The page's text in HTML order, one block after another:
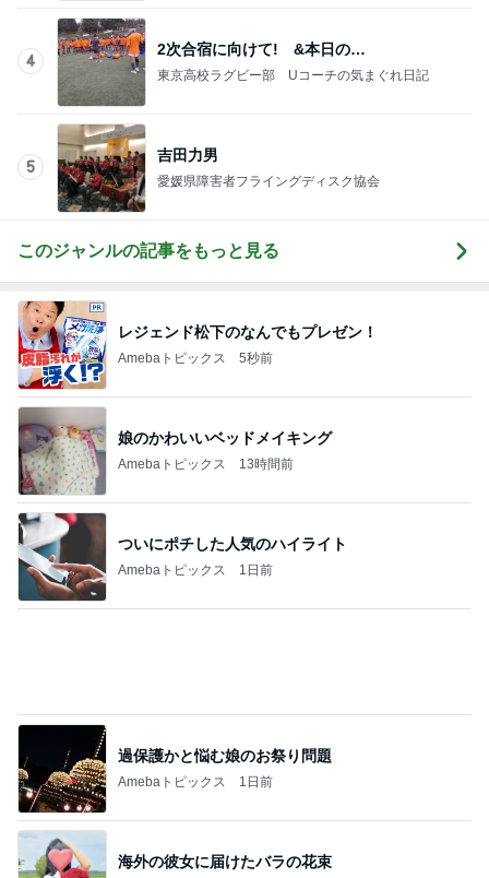
4
2次合宿に向けて! &本日の…
東京高校ラグビー部 Uコーチの気まぐれ日記
5
吉田力男
愛媛県障害者フライングディスク協会
このジャンルの記事をもっと見る
レジェンド松下のなんでもプレゼン！
Amebaトピックス 5秒前
娘のかわいいベッドメイキング
Amebaトピックス 13時間前
ついにポチした人気のハイライト
Amebaトピックス 1日前
過保護かと悩む娘のお祭り問題
Amebaトピックス 1日前
海外の彼女に届けたバラの花束